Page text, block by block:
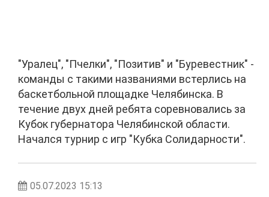
"Уралец", "Пчелки", "Позитив" и "Буревестник" -
команды с такими названиями встерлись на
баскетбольной площадке Челябинска. В
течение двух дней ребята соревновались за
Кубок губернатора Челябинской области.
Начался турнир с игр "Кубка Солидарности".
05.07.2023 15:13